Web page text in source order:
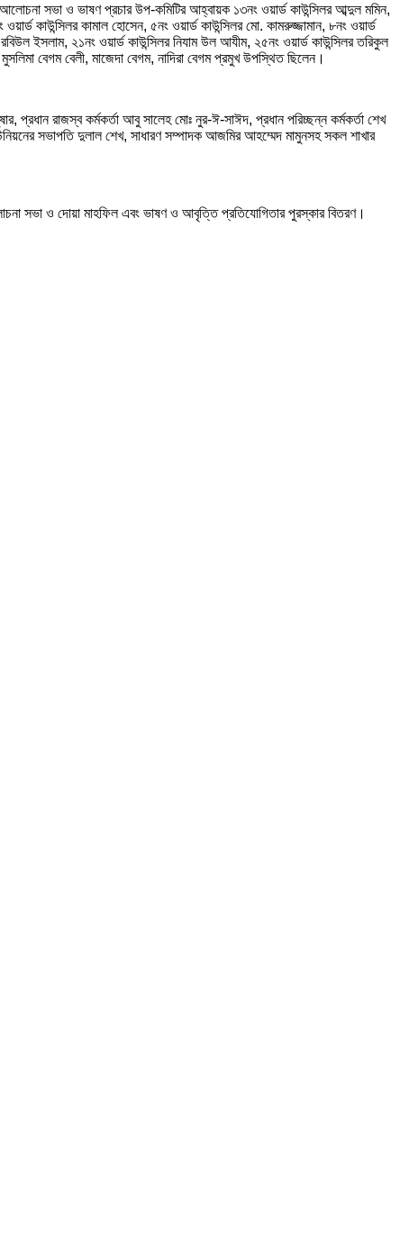
সভা ও ভাষণ প্রচার উপ-কমিটির আহ্বায়ক ১৩নং ওয়ার্ড কাউন্সিলর আব্দুল মমিন,
কাউন্সিলর কামাল হোসেন, ৫নং ওয়ার্ড কাউন্সিলর মো. কামরুজ্জামান, ৮নং ওয়ার্ড
ইসলাম, ২১নং ওয়ার্ড কাউন্সিলর নিযাম উল আযীম, ২৫নং ওয়ার্ড কাউন্সিলর তরিকুল
বেগম বেলী, মাজেদা বেগম, নাদিরা বেগম প্রমুখ উপস্থিত ছিলেন।
প্রধান রাজস্ব কর্মকর্তা আবু সালেহ মোঃ নুর-ঈ-সাঈদ, প্রধান পরিচ্ছন্ন কর্মকর্তা শেখ
সভাপতি দুলাল শেখ, সাধারণ সম্পাদক আজমির আহম্মেদ মামুনসহ সকল শাখার
সভা ও দোয়া মাহফিল এবং ভাষণ ও আবৃত্তি প্রতিযোগিতার পুরস্কার বিতরণ।